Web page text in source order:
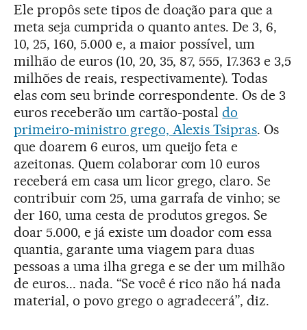
Ele propôs sete tipos de doação para que a
meta seja cumprida o quanto antes. De 3, 6,
10, 25, 160, 5.000 e, a maior possível, um
milhão de euros (10, 20, 35, 87, 555, 17.363 e 3,5
milhões de reais, respectivamente). Todas
elas com seu brinde correspondente. Os de 3
euros receberão um cartão-postaldo
primeiro-ministro grego, Alexis Tsipras. Os
que doarem 6 euros, um queijo feta e
azeitonas. Quem colaborar com 10 euros
receberá em casa um licor grego, claro. Se
contribuir com 25, uma garrafa de vinho; se
der 160, uma cesta de produtos gregos. Se
doar 5.000, e já existe um doador com essa
quantia, garante uma viagem para duas
pessoas a uma ilha grega e se der um milhão
de euros... nada. “Se você é rico não há nada
material, o povo grego o agradecerá”, diz.